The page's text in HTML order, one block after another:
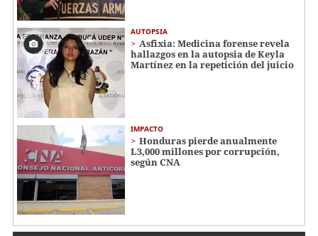
AUTOPSIA
Asfixia: Medicina forense revela
hallazgos en la autopsia de Keyla
Martínez en la repetición del juicio
IMPACTO
Honduras pierde anualmente
L3,000 millones por corrupción,
según CNA